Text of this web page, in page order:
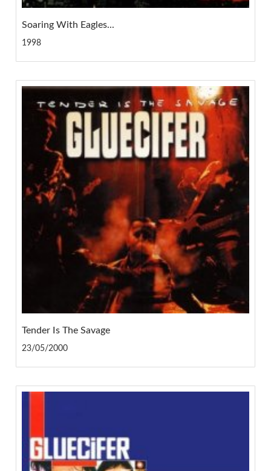
Soaring With Eagles...
1998
Tender Is The Savage
23/05/2000